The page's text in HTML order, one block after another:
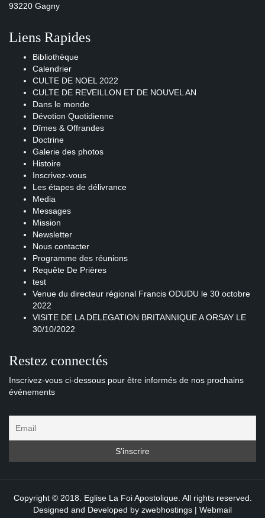
93220 Gagny
Liens Rapides
Bibliothèque
Calendrier
CULTE DE NOEL 2022
CULTE DE REVEILLON ET DE NOUVEL AN
Dans le monde
Dévotion Quotidienne
Dîmes & Offrandes
Doctrine
Galerie des photos
Histoire
Inscrivez-vous
Les étapes de délivrance
Media
Messages
Mission
Newsletter
Nous contacter
Programme des réunions
Requête De Prières
test
Venue du directeur régional Francis ODUDU le 30 octobre
2022
VISITE DE LA DELEGATION BRITANNIQUE A ORSAY LE
30/10/2022
Restez connectés
Inscrivez-vous ci-dessous pour être informés de nos prochains
événements
Copyright © 2018. Eglise La Foi Apostolique. All rights reserved.
Designed and Developed by zwebhostings | Webmail